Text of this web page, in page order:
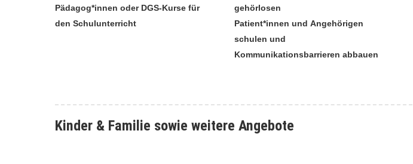
Pädagog*innen oder DGS-Kurse für
den Schulunterricht
gehörlosen
Patient*innen und Angehörigen
schulen und
Kommunikationsbarrieren abbauen
Kinder & Familie sowie weitere Angebote